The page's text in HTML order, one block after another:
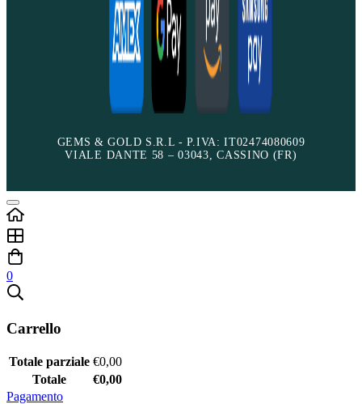
GEMS & GOLD S.R.L - P.IVA: IT02474080609
VIALE DANTE 58 – 03043, CASSINO (FR)
0
Carrello
Totale parziale €0,00
Totale
€0,00
Pagamento